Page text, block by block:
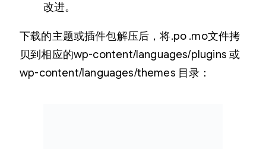
改进。
下载的主题或插件包解压后，将.po .mo文件拷
贝到相应的wp-content/languages/plugins 或
wp-content/languages/themes 目录：